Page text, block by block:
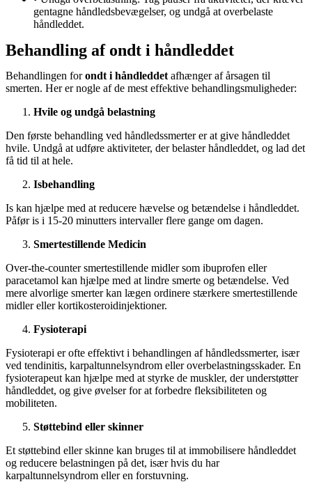
gentagne håndledsbevægelser, og undgå at overbelaste
håndleddet.
Behandling af ondt i håndleddet
Behandlingen forondt i håndleddet afhænger af årsagen til
smerten. Her er nogle af de mest effektive behandlingsmuligheder:
Hvile og undgå belastning
Den første behandling ved håndledssmerter er at give håndleddet
hvile. Undgå at udføre aktiviteter, der belaster håndleddet, og lad det
få tid til at hele.
Isbehandling
Is kan hjælpe med at reducere hævelse og betændelse i håndleddet.
Påfør is i 15-20 minutters intervaller flere gange om dagen.
Smertestillende Medicin
Over-the-counter smertestillende midler som ibuprofen eller
paracetamol kan hjælpe med at lindre smerte og betændelse. Ved
mere alvorlige smerter kan lægen ordinere stærkere smertestillende
midler eller kortikosteroidinjektioner.
Fysioterapi
Fysioterapi er ofte effektivt i behandlingen af håndledssmerter, især
ved tendinitis, karpaltunnelsyndrom eller overbelastningsskader. En
fysioterapeut kan hjælpe med at styrke de muskler, der understøtter
håndleddet, og give øvelser for at forbedre fleksibiliteten og
mobiliteten.
Støttebind eller skinner
Et støttebind eller skinne kan bruges til at immobilisere håndleddet
og reducere belastningen på det, især hvis du har
karpaltunnelsyndrom eller en forstuvning.